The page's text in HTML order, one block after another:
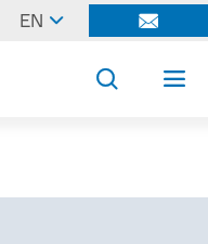
EN  
 